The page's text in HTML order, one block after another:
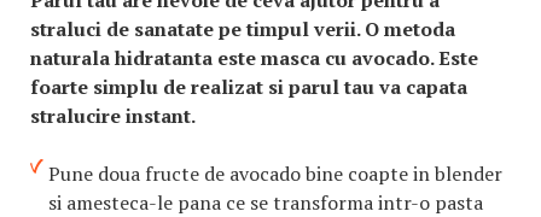
straluci de sanatate pe timpul verii. O metoda
naturala hidratanta este masca cu avocado. Este
foarte simplu de realizat si parul tau va capata
stralucire instant.
Pune doua fructe de avocado bine coapte in blender
si amesteca-le pana ce se transforma intr-o pasta